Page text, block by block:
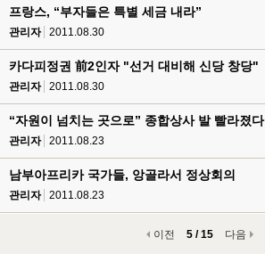
프랑스, “부자들은 특별 세금 내라”
관리자 2011.08.30
카다피정권 前2인자 "선거 대비해 신당 창당"
관리자 2011.08.30
“자원이 넘치는 곳으로” 종합상사 발 빨라졌다
관리자 2011.08.23
남부아프리카 국가들, 앙골라서 정상회의
관리자 2011.08.23
이전 5 / 15 다음